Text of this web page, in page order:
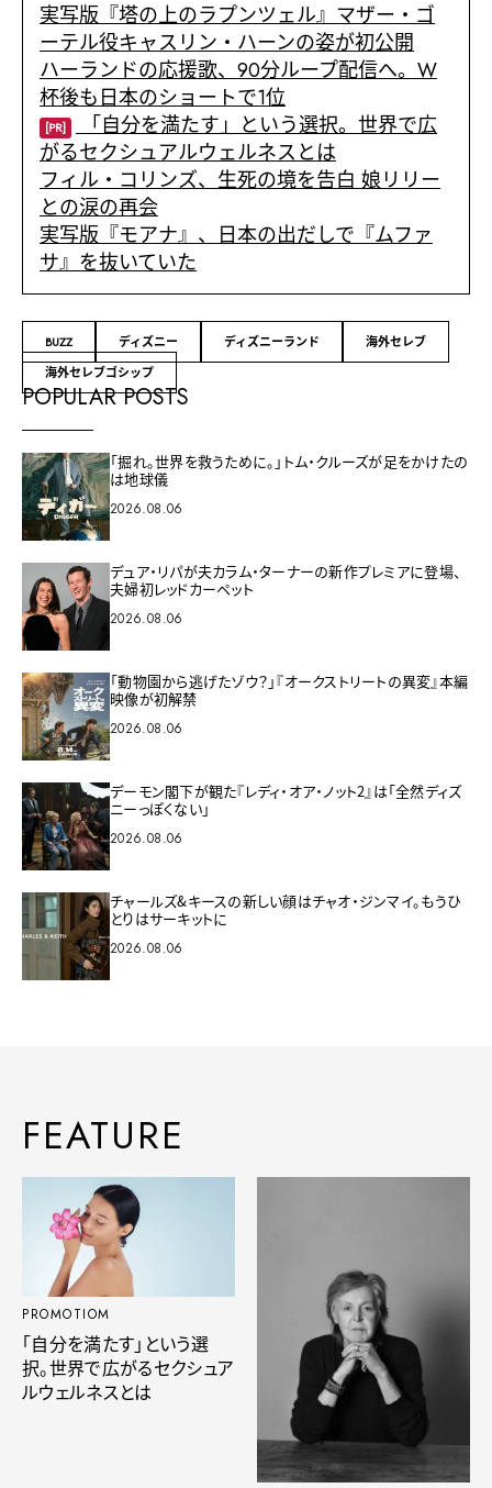
実写版『塔の上のラプンツェル』マザー・ゴ
ーテル役キャスリン・ハーンの姿が初公開
ハーランドの応援歌、90分ループ配信へ。W
杯後も日本のショートで1位
[PR] 「自分を満たす」という選択。世界で広
がるセクシュアルウェルネスとは
フィル・コリンズ、生死の境を告白 娘リリー
との涙の再会
実写版『モアナ』、日本の出だしで『ムファ
サ』を抜いていた
BUZZ ディズニー ディズニーランド
海外セレブ
海外セレブゴシップ
POPULAR POSTS
「掘れ。世界を救うために。」トム・クルーズが足をかけたの
は地球儀
2026.08.06
デュア・リパが夫カラム・ターナーの新作プレミアに登場、
夫婦初レッドカーペット
2026.08.06
「動物園から逃げたゾウ？」『オークストリートの異変』本編
映像が初解禁
2026.08.06
デーモン閣下が観た『レディ・オア・ノット2』は「全然ディズ
ニーっぽくない」
2026.08.06
チャールズ&キースの新しい顔はチャオ・ジンマイ。もうひ
とりはサーキットに
2026.08.06
FEATURE
PROMOTIOM
「自分を満たす」という選
択。世界で広がるセクシュア
ルウェルネスとは